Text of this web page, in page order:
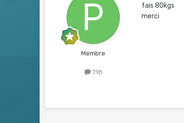
Membre
718
fais 80kgs
merci